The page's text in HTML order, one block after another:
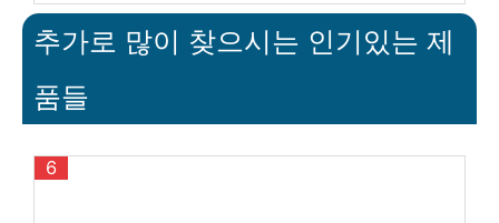
추가로 많이 찾으시는 인기있는 제
품들
6